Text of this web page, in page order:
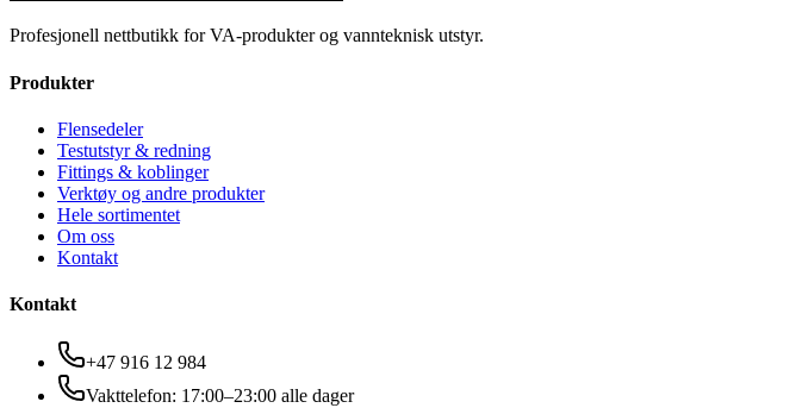
Profesjonell nettbutikk for VA-produkter og vannteknisk utstyr.
Produkter
Flensedeler
Testutstyr & redning
Fittings & koblinger
Verktøy og andre produkter
Hele sortimentet
Om oss
Kontakt
Kontakt
+47 916 12 984
Vakttelefon: 17:00–23:00 alle dager